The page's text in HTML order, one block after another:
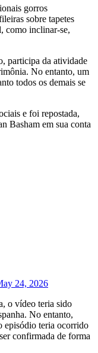
gorros
sobre tapetes
como inclinar-se,
participa da atividade
No entanto, um
todos os demais se
e foi repostada,
Basham em sua conta
24, 2026
o vídeo teria sido
No entanto,
episódio teria ocorrido
confirmada de forma